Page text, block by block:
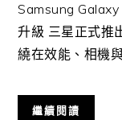
Samsung
升級 三星正式推
繞在效能、相機
繼續閱讀